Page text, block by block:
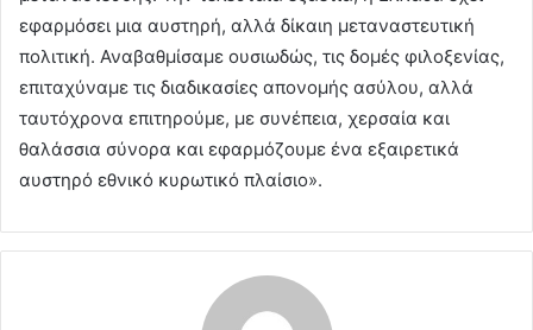
εφαρμόσει μια αυστηρή, αλλά δίκαιη μεταναστευτική
πολιτική. Αναβαθμίσαμε ουσιωδώς, τις δομές φιλοξενίας,
επιταχύναμε τις διαδικασίες απονομής ασύλου, αλλά
ταυτόχρονα επιτηρούμε, με συνέπεια, χερσαία και
θαλάσσια σύνορα και εφαρμόζουμε ένα εξαιρετικά
αυστηρό εθνικό κυρωτικό πλαίσιο».